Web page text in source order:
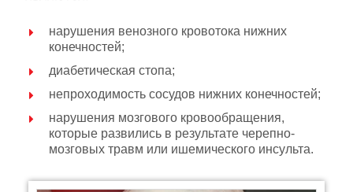
нарушения венозного кровотока нижних
конечностей;
диабетическая стопа;
непроходимость сосудов нижних конечностей;
нарушения мозгового кровообращения,
которые развились в результате черепно-
мозговых травм или ишемического инсульта.